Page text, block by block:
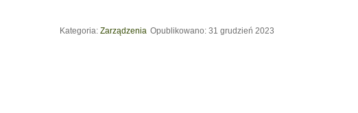
Kategoria: Zarządzenia Opublikowano: 31 grudzień 2023